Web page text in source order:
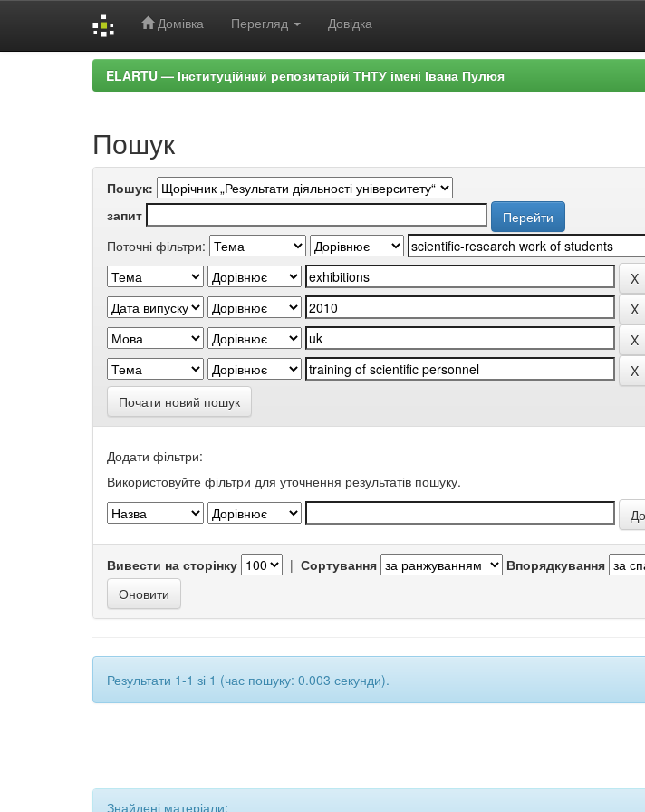
Домівка Перегляд Довідка
ELARTU — Інституційний репозитарій ТНТУ імені Івана Пулюя
Пошук
Пошук:
запит
Поточні фільтри:
Почати новий пошук
Додати фільтри:
Використовуйте фільтри для уточнення результатів пошуку.
Вивести на сторінку | Сортування Впорядкування
Результати 1-1 зі 1 (час пошуку: 0.003 секунди).
Знайдені матеріали: